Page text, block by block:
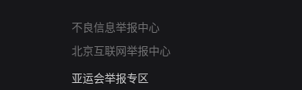
不良信息举报中心
北京互联网举报中心
算法推荐专项举报
亚运会举报专区